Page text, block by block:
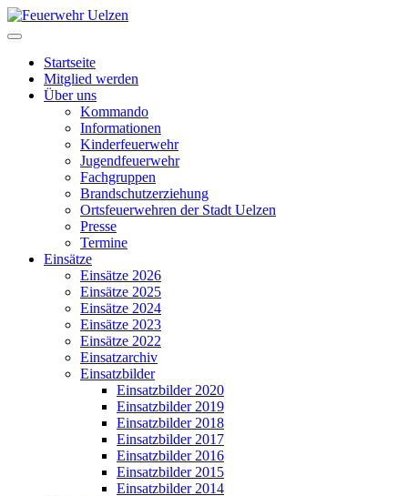
Startseite
Mitglied werden
Über uns
Kommando
Informationen
Kinderfeuerwehr
Jugendfeuerwehr
Fachgruppen
Brandschutzerziehung
Ortsfeuerwehren der Stadt Uelzen
Presse
Termine
Einsätze
Einsätze 2026
Einsätze 2025
Einsätze 2024
Einsätze 2023
Einsätze 2022
Einsatzarchiv
Einsatzbilder
Einsatzbilder 2020
Einsatzbilder 2019
Einsatzbilder 2018
Einsatzbilder 2017
Einsatzbilder 2016
Einsatzbilder 2015
Einsatzbilder 2014